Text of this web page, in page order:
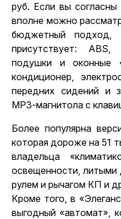
руб. Если вы
вполне можно
бюджетный подход,
присутствует:
подушки и оконные
кондиционер,
передних сидений и
МРЗ-магнитола с
Более популярна
которая дороже на 51
владельца
освещенности, литыми
рулем и рычагом КП и
Кроме того, в
выгодный «автомат»,